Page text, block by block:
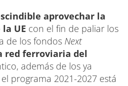
aprovechar la
UE con el fin de paliar los
de los fondos Next
red ferroviaria del
además de los ya
programa 2021-2027 está